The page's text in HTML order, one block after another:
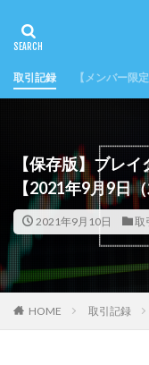
取引記録 【メンバー限定
【保存版】ブレ
【2021年9月9日
2021年9月10日 取
HOME 取引記録